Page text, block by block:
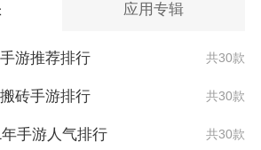
应用专辑
游推荐排行 共30款
砖手游排行 共30款
年手游人气排行 共30款